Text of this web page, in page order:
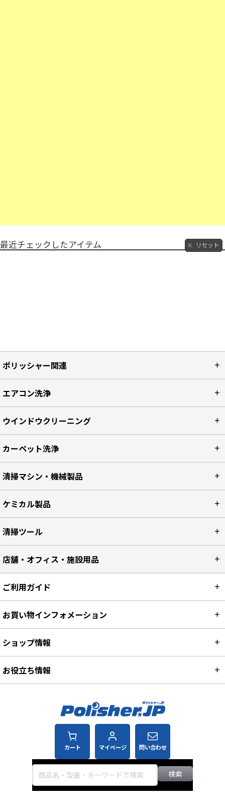
最近チェックしたアイテム リセット
ポリッシャー関連
エアコン洗浄
ウインドウクリーニング
カーペット洗浄
清掃マシン・機械製品
ケミカル製品
清掃ツール
店舗・オフィス・施設用品
カート マイページ 問い合わせ
検索
ご利用ガイド
お買い物インフォメーション
ショップ情報
お役立ち情報